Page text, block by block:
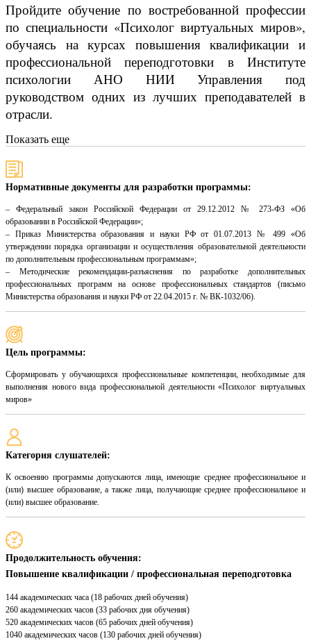
Пройдите обучение по востребованной профессии
по специальности «Психолог виртуальных миров»,
обучаясь на курсах повышения квалификации и
профессиональной переподготовки в Институте
психологии АНО НИИ Управления под
руководством одних из лучших преподавателей в
отрасли.
Показать еще
Нормативные документы для разработки программы:
– Федеральный закон Российской Федерации от 29.12.2012 № 273-ФЗ «Об
образовании в Российской Федерации»;
– Приказ Министерства образования и науки РФ от 01.07.2013 № 499 «Об
утверждении порядка организации и осуществления образовательной деятельности
по дополнительным профессиональным программам»;
– Методические рекомендации-разъяснения по разработке дополнительных
профессиональных программ на основе профессиональных стандартов (письмо
Министерства образования и науки РФ от 22.04.2015 г. № ВК-1032/06).
Цель программы:
Сформировать у обучающихся профессиональные компетенции, необходимые для
выполнения нового вида профессиональной деятельности «Психолог виртуальных
миров»
Категория слушателей:
К освоению программы допускаются лица, имеющие среднее профессиональное и
(или) высшее образование, а также лица, получающие среднее профессиональное и
(или) высшее образование.
Продолжительность обучения:
Повышение квалификации / профессиональная переподготовка
144 академических часа (18 рабочих дней обучения)
260 академических часов (33 рабочих дня обучения)
520 академических часов (65 рабочих дней обучения)
1040 академических часов (130 рабочих дней обучения)